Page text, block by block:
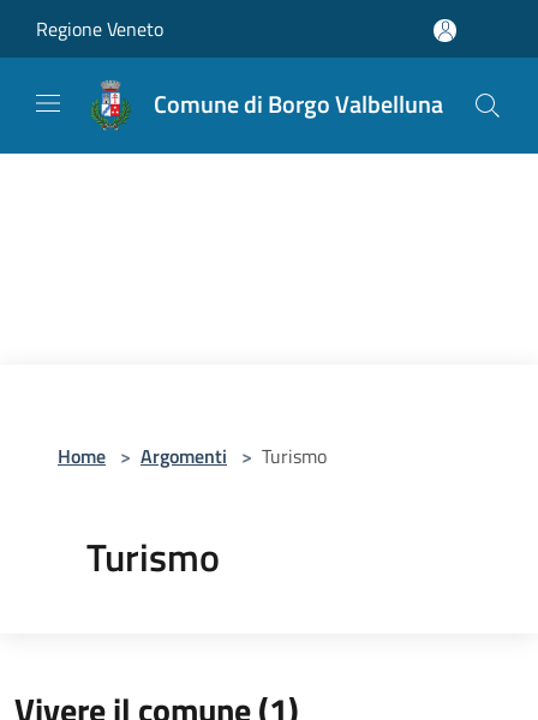
Regione Veneto
Comune di Borgo Valbelluna
Home > Argomenti > Turismo
Turismo
Vivere il comune (1)